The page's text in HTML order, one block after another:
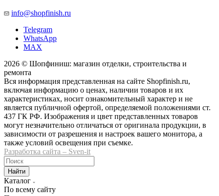
info@shopfinish.ru
Telegram
WhatsApp
MAX
2026 © Шопфиниш: магазин отделки, строительства и
ремонта
Вся информация представленная на сайте Shopfinish.ru,
включая информацию о ценах, наличии товаров и их
характеристиках, носит ознакомительный характер и не
является публичной офертой, определяемой положениями ст.
437 ГК РФ. Изображения и цвет представленных товаров
могут незначительно отличаться от оригинала продукции, в
зависимости от разрешения и настроек вашего монитора, а
также условий освещения при съемке.
Разработка сайта – Sven-it
Найти
Каталог
По всему сайту